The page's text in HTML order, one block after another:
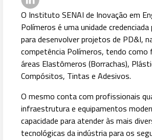
O Instituto SENAI de Inovação em
Polímeros é uma unidade credenciada
para desenvolver projetos de PD&I,
competência Polímeros, tendo como
áreas Elastômeros (Borrachas),
Compósitos, Tintas e Adesivos.
O mesmo conta com profissionais
infraestrutura e equipamentos
capacidade para atender às mais
tecnológicas da indústria para os